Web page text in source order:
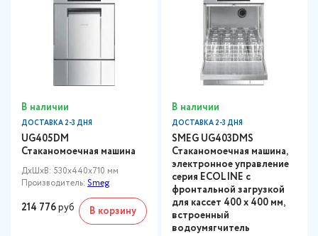
В наличии
ДОСТАВКА 2-3 ДНЯ
UG405DM
Стаканомоечная машина
ДxШxВ: 530x440x710 мм
Производитель: Smeg
214 776руб В корзину
В наличии
ДОСТАВКА 2-3 ДНЯ
SMEG UG403DMS
Стаканомоечная машина,
электронное управление
серия ECOLINE с
фронтальной загрузкой
для кассет 400 х 400 мм,
встроенный
водоумягчитель